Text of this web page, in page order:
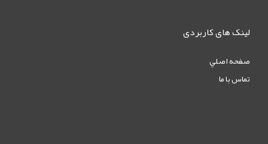
لینک های کاربردی
صفحه اصلي
تماس با ما